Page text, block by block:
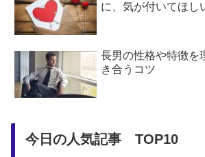
に、気が付いてほし
長男の性格や特徴を
き合うコツ
今日の人気記事 TOP10